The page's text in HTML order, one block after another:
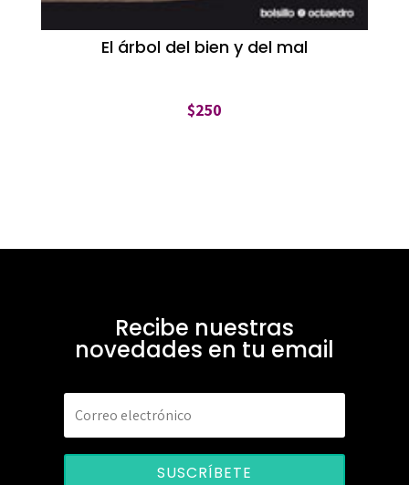
El árbol del bien y del mal
$250
Recibe nuestras
novedades en tu email
SUSCRÍBETE